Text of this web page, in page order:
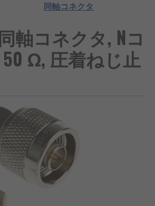
同軸コネクタ
軸コネクタ, Nコ
Ω, 圧着ねじ止